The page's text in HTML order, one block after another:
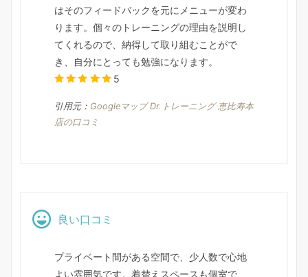
はそのフィードバックを元にメニューが変わ
ります。個々のトレーニングの理由を説明し
てくれるので、納得して取り組むことがで
き、自分にとっても勉強になります。
5
引用元： Googleマップ Dr.トレーニング 恵比寿本
店の口コミ
良い口コミ
プライベート間がある空間で、少人数で心地
よい雰囲気です。着替えスペースも個室で、